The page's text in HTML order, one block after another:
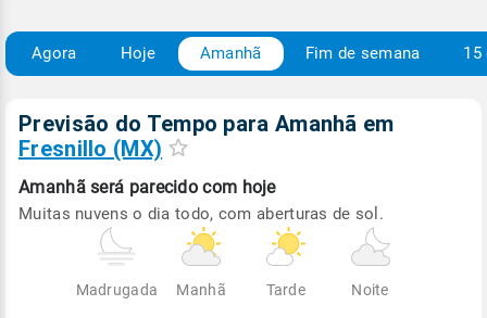
Agora Hoje Amanhã Fim de semana 15
Previsão do Tempo para Amanhã em
Fresnillo (MX)
Amanhã será parecido com hoje
Muitas nuvens o dia todo, com aberturas de sol.
Madrugada Manhã Tarde Noite